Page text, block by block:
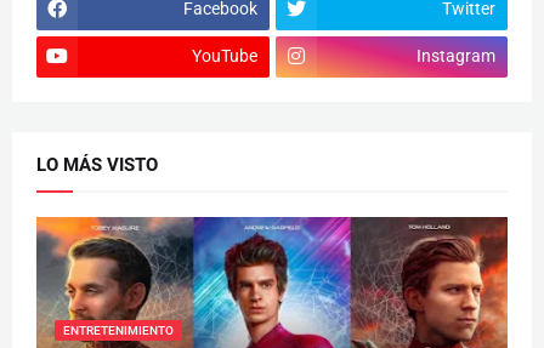
Facebook Twitter
YouTube Instagram
LO MÁS VISTO
ENTRETENIMIENTO